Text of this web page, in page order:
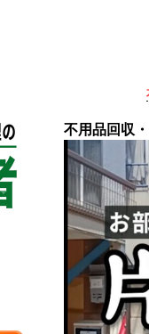
不用品回収